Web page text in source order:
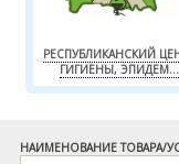
РЕСПУБЛИКАНСКИЙ
ГИГИЕНЫ, ЭПИДЕМ...
НАИМЕНОВАНИЕ ТОВАРА/